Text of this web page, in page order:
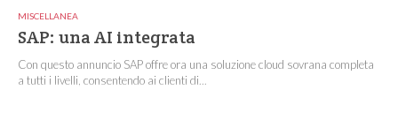
MISCELLANEA
SAP: una AI integrata
Con questo annuncio SAP offre ora una soluzione cloud sovrana completa
a tutti i livelli, consentendo ai clienti di...